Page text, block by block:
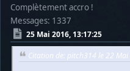
Complètement accro !
Messages: 1337
25 Mai 2016, 13:17:25
Citation de: pitch314 le 22